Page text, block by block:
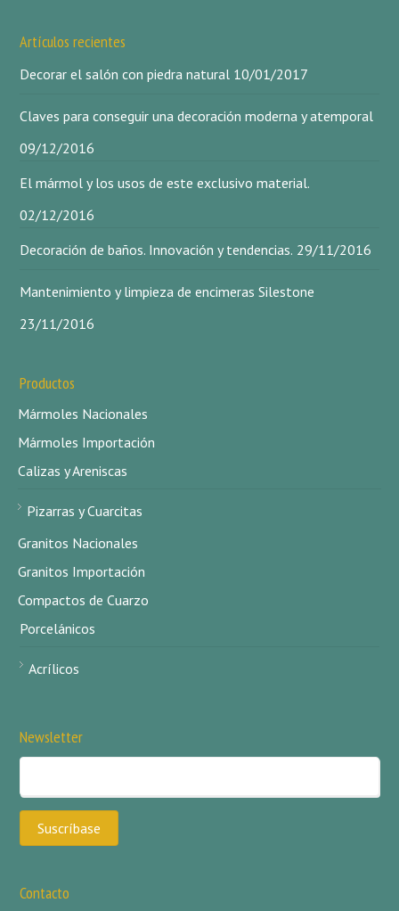
Artículos recientes
Decorar el salón con piedra natural 10/01/2017
Claves para conseguir una decoración moderna y atemporal
09/12/2016
El mármol y los usos de este exclusivo material.
02/12/2016
Decoración de baños. Innovación y tendencias. 29/11/2016
Mantenimiento y limpieza de encimeras Silestone
23/11/2016
Productos
Mármoles Nacionales
Mármoles Importación
Calizas y Areniscas
Pizarras y Cuarcitas
Granitos Nacionales
Granitos Importación
Compactos de Cuarzo
Porcelánicos
Acrílicos
Newsletter
Contacto